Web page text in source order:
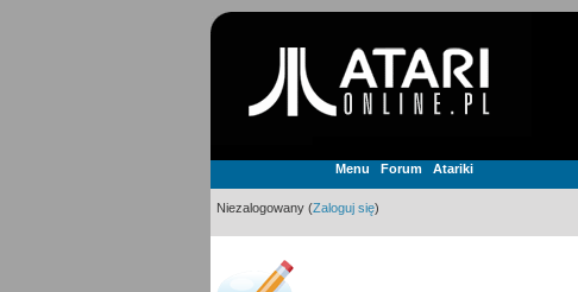
Menu Forum Atariki
Niezalogowany (Zaloguj się)